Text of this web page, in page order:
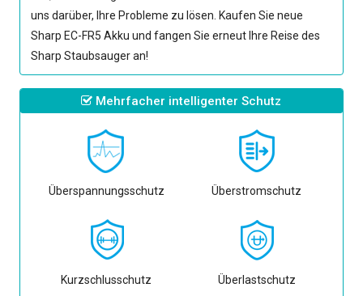
uns darüber, Ihre Probleme zu lösen. Kaufen Sie neue
Sharp EC-FR5 Akku und fangen Sie erneut Ihre Reise des
Sharp Staubsauger an!
Mehrfacher intelligenter Schutz
Überspannungsschutz Überstromschutz
Kurzschlusschutz Überlastschutz